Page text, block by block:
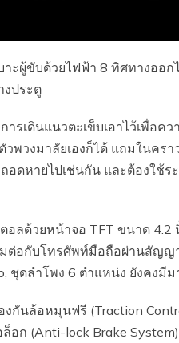
ะผู้ขับด้วยไฟฟ้า 8 ทิศทางออก
งประตู
เดินแนวตะเข็บเอาไว้เพื่อคว
พวงมาลัยเองก็ได้ แถมในคร
อดหายไปเช่นกัน และต้องใช้
ลด้วยหน้าจอ TFT ขนาด 4.2
มต่อกับโทรศัพท์มือถือผ่านสัญ
ชุดลำโพง 6 ตำแหน่ง ยังคงมีม
นล้อหมุนฟรี (Traction
ก (Anti-lock Brake